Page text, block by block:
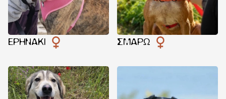
ΕΡΗΝΑΚΙ ΣΜΑΡΏ